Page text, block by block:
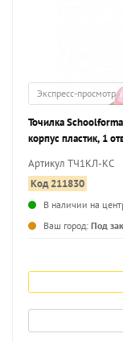
Экспресс-просмотр
Точилка
корпус пластик, 1
Артикул ТЧ1КЛ-КС
Код 211830
В наличии на
Ваш город: Под